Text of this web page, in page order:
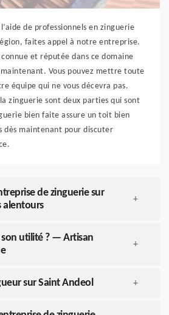
de professionnels en zinguerie
faites appel à notre entreprise.
et réputée dans ce domaine
Vous pouvez mettre toute
équipe qui ne vous décevra pas.
zinguerie sont deux parties qui sont
bien faite assure un toit bien
dès maintenant pour discuter
de zinguerie sur
alentours
+
son utilité ? — Artisan
+
sur Saint Andeol +